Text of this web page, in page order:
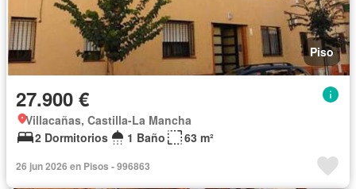
Piso
27.900 €
Villacañas, Castilla-La Mancha
2 Dormitorios
1 Baño 63 m²
26 jun 2026 en Pisos - 996863